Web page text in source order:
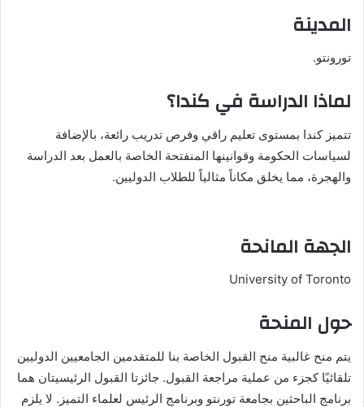
المدينة
تورونتو.
لماذا الدراسة في كندا؟
تتميز كندا بمستوى تعليم راقي وفرص تدريب رائعة، بالإضافة
لسياسات الحكومة وقوانينها المنفتحة الخاصة بالعمل بعد الدراسة
والهجرة، مما يخلق مكاناً مثالياً للطلاب الدوليين.
الجهة المانحة
University of Toronto
حول المنحة
يتم منح غالبية منح القبول الخاصة بنا للمتقدمين الجامعيين الدوليين
تلقائيًا كجزء من عملية مراجعة القبول. جائزتا القبول الرئيسيتان هما
برنامج الباحثين بجامعة تورنتو وبرنامج الرئيس لعلماء التميز. لا يلزم